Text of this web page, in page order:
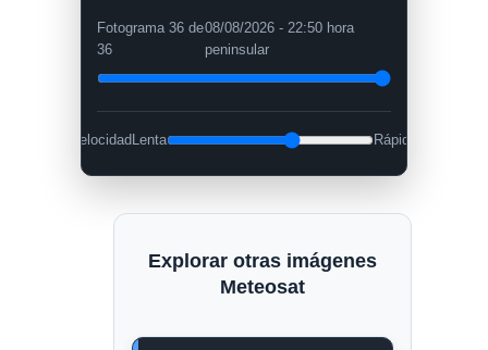
Fotograma 36 de
36
08/08/2026 - 22:50 hora
peninsular
Velocidad Lenta Rápida
Explorar otras imágenes
Meteosat